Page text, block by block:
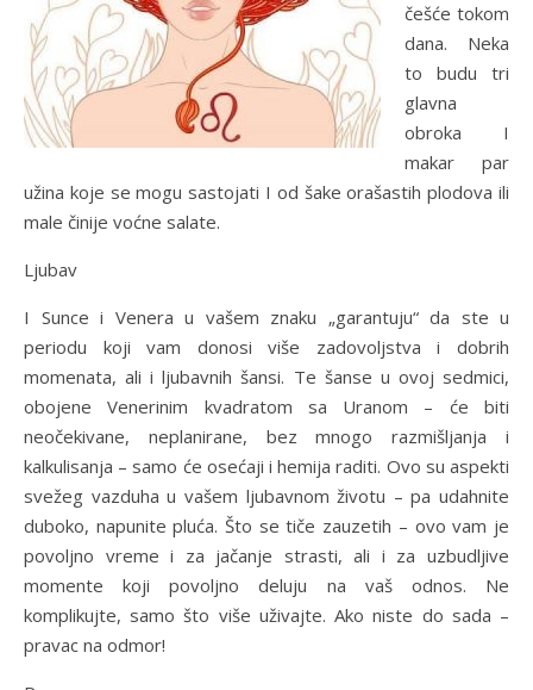
češće tokom
dana. Neka
to budu tri
glavna
obroka I
makar par
užina koje se mogu sastojati I od šake orašastih plodova ili
male činije voćne salate.
Ljubav
I Sunce i Venera u vašem znaku „garantuju“ da ste u
periodu koji vam donosi više zadovoljstva i dobrih
momenata, ali i ljubavnih šansi. Te šanse u ovoj sedmici,
obojene Venerinim kvadratom sa Uranom – će biti
neočekivane, neplanirane, bez mnogo razmišljanja i
kalkulisanja – samo će osećaji i hemija raditi. Ovo su aspekti
svežeg vazduha u vašem ljubavnom životu – pa udahnite
duboko, napunite pluća. Što se tiče zauzetih – ovo vam je
povoljno vreme i za jačanje strasti, ali i za uzbudljive
momente koji povoljno deluju na vaš odnos. Ne
komplikujte, samo što više uživajte. Ako niste do sada –
pravac na odmor!